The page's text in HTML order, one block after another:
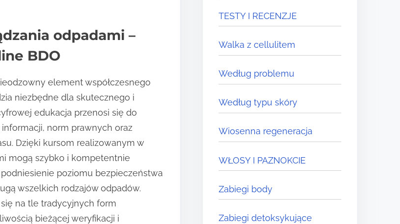
odpadami –
BDO
element współczesnego
niezbędne dla skutecznego i
edukacja przenosi się do
norm prawnych oraz
Dzięki kursom realizowanym w
mogą szybko i kompetentnie
poziomu bezpieczeństwa
wszelkich rodzajów odpadów.
na tle tradycyjnych form
bieżącej weryfikacji i
TESTY I RECENZJE
Walka z cellulitem
Według problemu
Według typu skóry
Wiosenna regeneracja
WŁOSY I PAZNOKCIE
Zabiegi body
Zabiegi detoksykujące